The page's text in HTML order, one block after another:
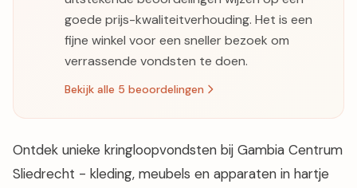
goede prijs-kwaliteitverhouding. Het is een
fijne winkel voor een sneller bezoek om
verrassende vondsten te doen.
Bekijk alle 5 beoordelingen
Ontdek unieke kringloopvondsten bij Gambia Centrum
Sliedrecht - kleding, meubels en apparaten in hartje